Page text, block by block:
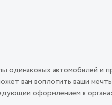
одинаковых автомобилей и
вам воплотить ваши
оформлением в